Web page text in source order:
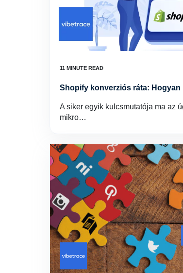
Shopify konverziós ráta: Hogyan
A siker egyik kulcsmutatója ma az
mikro…